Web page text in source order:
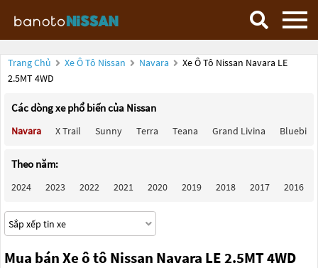
Trang Chủ Xe Ô Tô Nissan Navara
Xe Ô Tô Nissan Navara LE
2.5MT 4WD
Các dòng xe phổ biến của Nissan
Navara X Trail Sunny Terra Teana Grand Livina Bluebird
Theo năm:
2024 2023 2022 2021 2020 2019 2018 2017 2016
Mua bán Xe ô tô Nissan Navara LE 2.5MT 4WD